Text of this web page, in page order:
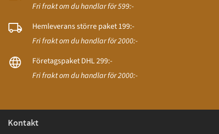
Fri frakt om du handlar för 599:-
Hemleverans större paket 199:-
Fri frakt om du handlar för 2000:-
Företagspaket DHL 299:-
Fri frakt om du handlar för 2000:-
Kontakt